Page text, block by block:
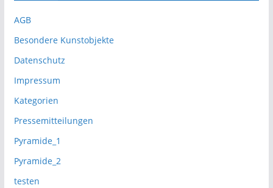
AGB
Besondere Kunstobjekte
Datenschutz
Impressum
Kategorien
Pressemitteilungen
Pyramide_1
Pyramide_2
testen